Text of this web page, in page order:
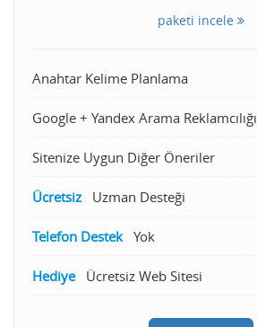
paketi incele
Anahtar Kelime Planlama
Google + Yandex Arama Reklamcılığı
Sitenize Uygun Diğer Öneriler
Ücretsiz Uzman Desteği
Telefon Destek Yok
Hediye Ücretsiz Web Sitesi